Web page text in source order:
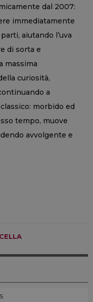
dal 2007:
immediatamente
aiutando l’uva
di sorta e
massima
curiosità,
a
morbido ed
tempo, muove
avvolgente e